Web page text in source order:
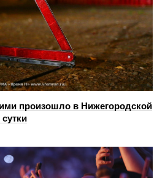
произошло в Нижегородской